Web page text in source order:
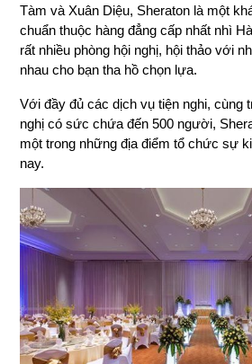
Tàm và Xuân Diệu, Sheraton là một
chuẩn thuộc hàng đẳng cấp nhất nhì
rất nhiều phòng hội nghị, hội thảo với
nhau cho bạn tha hồ chọn lựa.
Với đầy đủ các dịch vụ tiện nghi, cùng
nghị có sức chứa đến 500 người,
một trong những địa điểm tổ chức sự
nay.